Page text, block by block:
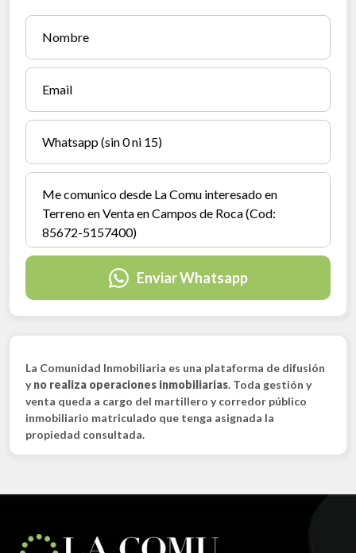
Enviar Whatsapp
La Comunidad Inmobiliaria es una plataforma de difusión
yno realiza operaciones inmobiliarias. Toda gestión y
venta queda a cargo del martillero y corredor público
inmobiliario matriculado que tenga asignada la
propiedad consultada.